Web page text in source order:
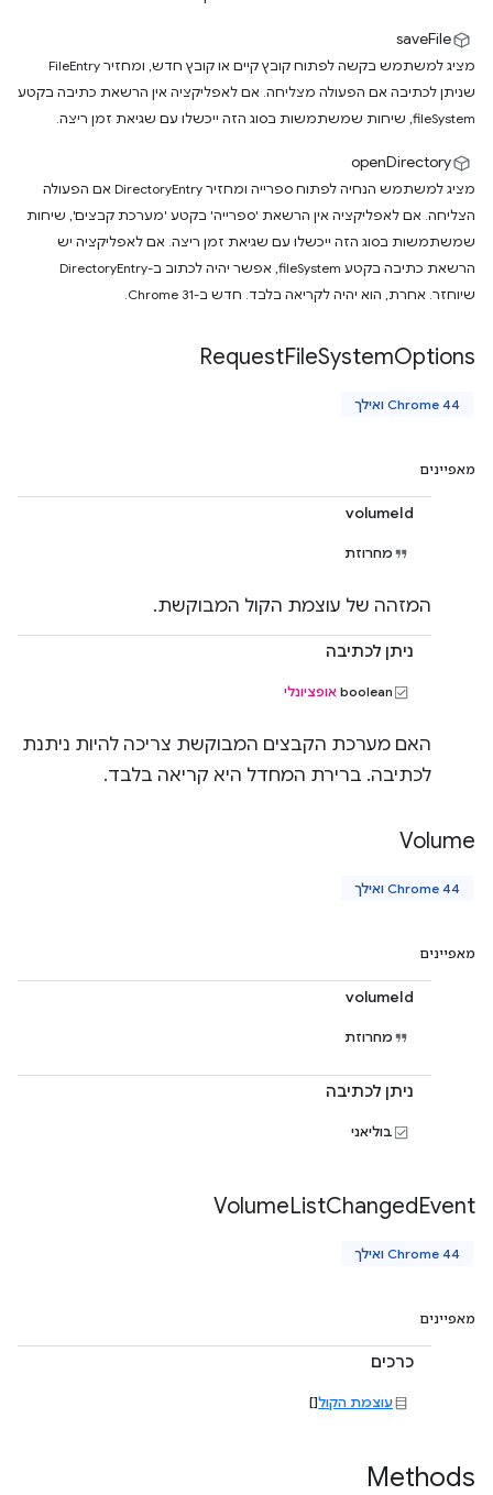
saveFile
מציג למשתמש בקשה לפתוח קובץ קיים או קובץ חדש, ומחזיר FileEntry
שניתן לכתיבה אם הפעולה מצליחה. אם לאפליקציה אין הרשאת כתיבה בקטע
fileSystem, שיחות שמשתמשות בסוג הזה ייכשלו עם שגיאת זמן ריצה.
openDirectory
מציג למשתמש הנחיה לפתוח ספרייה ומחזיר DirectoryEntry אם הפעולה
הצליחה. אם לאפליקציה אין הרשאת 'ספרייה' בקטע 'מערכת קבצים', שיחות
שמשתמשות בסוג הזה ייכשלו עם שגיאת זמן ריצה. אם לאפליקציה יש
הרשאת כתיבה בקטע fileSystem, אפשר יהיה לכתוב ב-DirectoryEntry
שיוחזר. אחרת, הוא יהיה לקריאה בלבד. חדש ב-Chrome 31.
RequestFileSystemOptions
Chrome 44 ואילך
מאפיינים
volumeId
מחרוזת
המזהה של עוצמת הקול המבוקשת.
ניתן לכתיבה
‫boolean אופציונלי
האם מערכת הקבצים המבוקשת צריכה להיות ניתנת
לכתיבה. ברירת המחדל היא קריאה בלבד.
Volume
Chrome 44 ואילך
מאפיינים
volumeId
מחרוזת
ניתן לכתיבה
בוליאני
VolumeListChangedEvent
Chrome 44 ואילך
מאפיינים
כרכים
עוצמת הקול[]
Methods